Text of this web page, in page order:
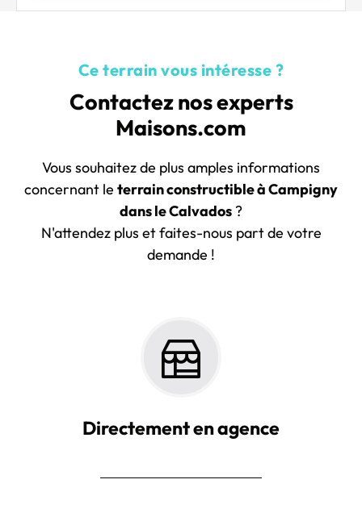
Ce terrain vous intéresse ?
Contactez nos experts
Maisons.com
Vous souhaitez de plus amples informations
concernant le terrain constructible à Campigny
dans le Calvados ?
N'attendez plus et faites-nous part de votre
demande !
Directement en agence